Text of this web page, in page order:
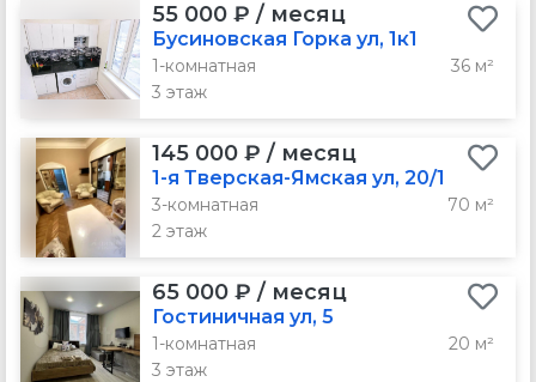
55 000 ₽ / месяц
Бусиновская Горка ул, 1к1
1-комнатная
36 м²
3 этаж
145 000 ₽ / месяц
1-я Тверская-Ямская ул, 20/1
3-комнатная
70 м²
2 этаж
65 000 ₽ / месяц
Гостиничная ул, 5
1-комнатная
20 м²
3 этаж